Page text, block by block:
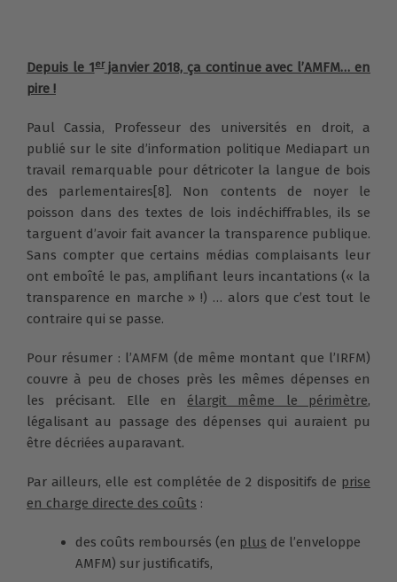
Depuis le 1erjanvier 2018, ça continue avec l’AMFM… en
pire !
Paul Cassia, Professeur des universités en droit, a
publié sur le site d’information politique Mediapart un
travail remarquable pour détricoter la langue de bois
des parlementaires [8] . Non contents de noyer le
poisson dans des textes de lois indéchiffrables, ils se
targuent d’avoir fait avancer la transparence publique.
Sans compter que certains médias complaisants leur
ont emboîté le pas, amplifiant leurs incantations (« la
transparence en marche » !) … alors que c’est tout le
contraire qui se passe.
Pour résumer : l’AMFM (de même montant que l’IRFM)
couvre à peu de choses près les mêmes dépenses en
les précisant. Elle en élargit même le périmètre,
légalisant au passage des dépenses qui auraient pu
être décriées auparavant.
Par ailleurs, elle est complétée de 2 dispositifs de prise
en charge directe des coûts :
des coûts remboursés (en plus de l’enveloppe
AMFM) sur justificatifs,